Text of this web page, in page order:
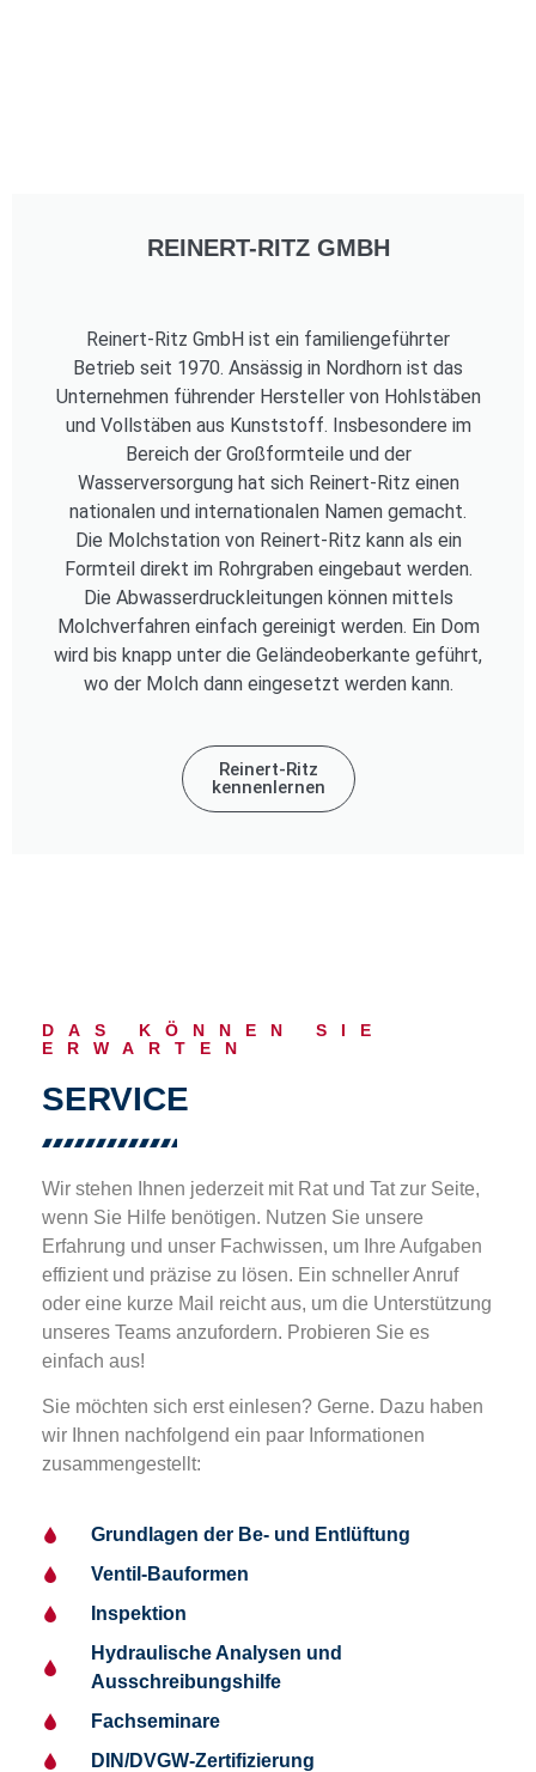
REINERT-RITZ GMBH
Reinert-Ritz GmbH ist ein familiengeführter
Betrieb seit 1970. Ansässig in Nordhorn ist das
Unternehmen führender Hersteller von Hohlstäben
und Vollstäben aus Kunststoff. Insbesondere im
Bereich der Großformteile und der
Wasserversorgung hat sich Reinert-Ritz einen
nationalen und internationalen Namen gemacht.
Die Molchstation von Reinert-Ritz kann als ein
Formteil direkt im Rohrgraben eingebaut werden.
Die Abwasserdruckleitungen können mittels
Molchverfahren einfach gereinigt werden. Ein Dom
wird bis knapp unter die Geländeoberkante geführt,
wo der Molch dann eingesetzt werden kann.
Reinert-Ritz
kennenlernen
DAS KÖNNEN SIE
ERWARTEN
SERVICE
Wir stehen Ihnen jederzeit mit Rat und Tat zur Seite,
wenn Sie Hilfe benötigen. Nutzen Sie unsere
Erfahrung und unser Fachwissen, um Ihre Aufgaben
effizient und präzise zu lösen. Ein schneller Anruf
oder eine kurze Mail reicht aus, um die Unterstützung
unseres Teams anzufordern. Probieren Sie es
einfach aus!
Sie möchten sich erst einlesen? Gerne. Dazu haben
wir Ihnen nachfolgend ein paar Informationen
zusammengestellt:
Grundlagen der Be- und Entlüftung
Ventil-Bauformen
Inspektion
Hydraulische Analysen und
Ausschreibungshilfe
Fachseminare
DIN/DVGW-Zertifizierung